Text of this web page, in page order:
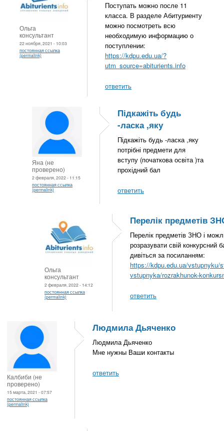
Ольга
консультант
22 ноября, 2021 - 10:03
постоянная ссылка
(permalink)
Поступать можно после 11
класса. В разделе Абитуриенту
можно посмотреть всю
необходимую информацию о
поступлении:
https://kdpu.edu.ua/?
utm_source=abiturients.info
ответить
Яна (не
проверено)
2 февраля, 2022 - 11:15
постоянная ссылка
(permalink)
Підкажіть будь
-ласка ,яку
Підкажіть будь -ласка ,яку
потрібні предмети для
вступу (початкова освіта )та
прохідний бал
ответить
Ольга
консультант
2 февраля, 2022 - 14:12
постоянная ссылка
(permalink)
Перелік предметів
Перелік предметів ЗНО і
розразувати свій конкурсний
дивіться за посиланням:
https://kdpu.edu.ua/vstupnyku/
vstupnyka/rozrakhunok-
ответить
Калбиби (не
проверено)
15 марта, 2021 - 07:57
постоянная ссылка
(permalink)
Людмила Дьяченко
Людмила Дьяченко
Мне нужны Ваши контакты
ответить